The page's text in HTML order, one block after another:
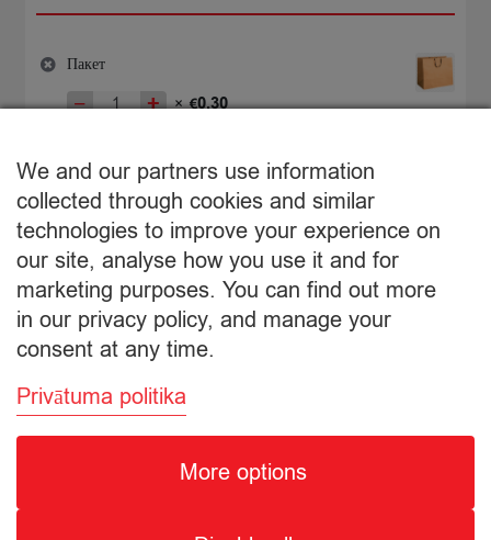
Пакет
−
Количество
Пакет
+ × €0,30
Подытог: €0,30
Просмотр корзины
Оформление заказа
© Citro Ventspils 2026
We and our partners use information
collected through cookies and similar
technologies to improve your experience on
our site, analyse how you use it and for
marketing purposes. You can find out more
in our privacy policy, and manage your
consent at any time.
Privātuma politika
More options